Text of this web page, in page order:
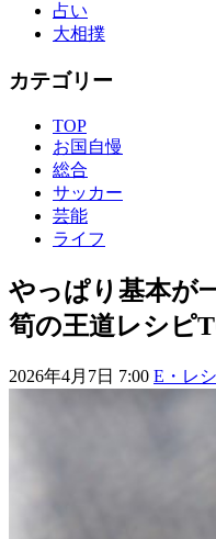
占い
大相撲
カテゴリー
TOP
お国自慢
総合
サッカー
芸能
ライフ
やっぱり基本が
筍の王道レシピ
2026年4月7日 7:00 E・レ